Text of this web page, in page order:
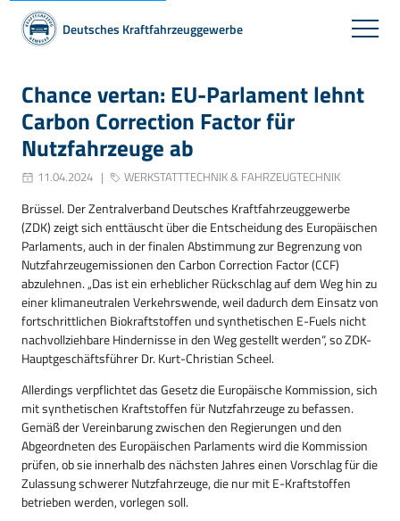
Deutsches Kraftfahrzeuggewerbe
Chance vertan: EU-Parlament lehnt
Carbon Correction Factor für
Nutzfahrzeuge ab
11.04.2024 WERKSTATTTECHNIK & FAHRZEUGTECHNIK
Brüssel. Der Zentralverband Deutsches Kraftfahrzeuggewerbe
(ZDK) zeigt sich enttäuscht über die Entscheidung des Europäischen
Parlaments, auch in der finalen Abstimmung zur Begrenzung von
Nutzfahrzeugemissionen den Carbon Correction Factor (CCF)
abzulehnen. „Das ist ein erheblicher Rückschlag auf dem Weg hin zu
einer klimaneutralen Verkehrswende, weil dadurch dem Einsatz von
fortschrittlichen Biokraftstoffen und synthetischen E-Fuels nicht
nachvollziehbare Hindernisse in den Weg gestellt werden“, so ZDK-
Hauptgeschäftsführer Dr. Kurt-Christian Scheel.
Allerdings verpflichtet das Gesetz die Europäische Kommission, sich
mit synthetischen Kraftstoffen für Nutzfahrzeuge zu befassen.
Gemäß der Vereinbarung zwischen den Regierungen und den
Abgeordneten des Europäischen Parlaments wird die Kommission
prüfen, ob sie innerhalb des nächsten Jahres einen Vorschlag für die
Zulassung schwerer Nutzfahrzeuge, die nur mit E-Kraftstoffen
betrieben werden, vorlegen soll.